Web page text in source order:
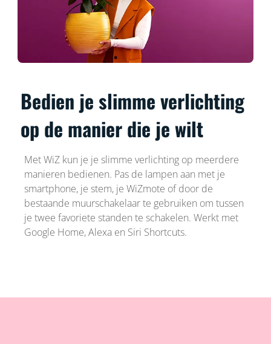
Bedien je slimme verlichting
op de manier die je wilt
Met WiZ kun je je slimme verlichting op meerdere
manieren bedienen. Pas de lampen aan met je
smartphone, je stem, je WiZmote of door de
bestaande muurschakelaar te gebruiken om tussen
je twee favoriete standen te schakelen. Werkt met
Google Home, Alexa en Siri Shortcuts.